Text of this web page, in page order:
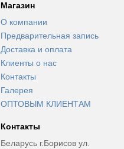
Магазин
О компании
Предварительная запись
Доставка и оплата
Клиенты о нас
Контакты
Галерея
ОПТОВЫМ КЛИЕНТАМ
Контакты
Беларусь г.Борисов ул.